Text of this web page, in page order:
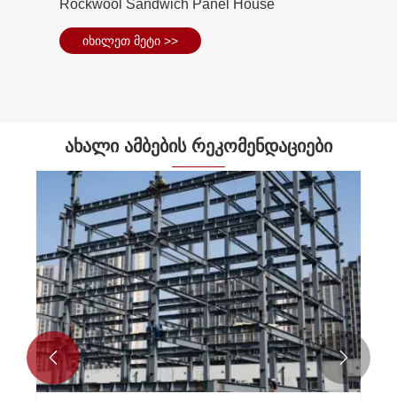
Rockwool Sandwich Panel House
იხილეთ მეტი >>
ახალი ამბების რეკომენდაციები
 